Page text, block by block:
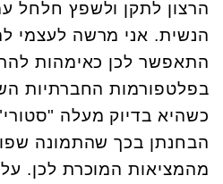
הרצון לתקן ולשפץ חלחל
הנשית. אני מרשה לעצמי
התאפשר לכן כאימהות
בפלטפורמות החברתיות
כשהיא בדיוק מעלה
הבחנתן בכך שהתמונה
מהמציאות המוכרת לכן.